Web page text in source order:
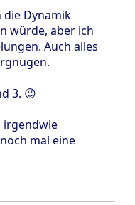
die Dynamik
würde, aber ich
Auch alles
3. 😉
irgendwie
mal eine